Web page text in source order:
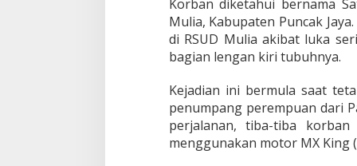
Korban diketahui bernama
Mulia, Kabupaten Puncak
di RSUD Mulia akibat luka
bagian lengan kiri tubuhnya.
Kejadian ini bermula saat
penumpang perempuan dari
perjalanan, tiba-tiba
menggunakan motor MX King